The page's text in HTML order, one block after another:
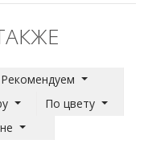
Рекомендуем
По цвету